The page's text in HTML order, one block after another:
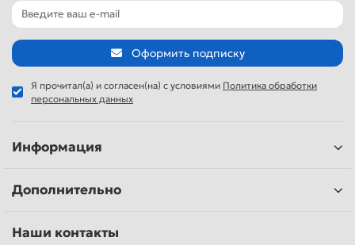
Оформить подписку
Я прочитал(а) и согласен(на) с условиями Политика обработки
персональных данных
Информация
Дополнительно
Наши контакты